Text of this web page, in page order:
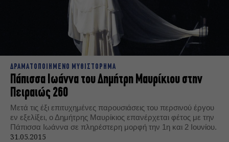
ΔΡΑΜΑΤΟΠΟΙΗΜΕΝΟ ΜΥΘΙΣΤΟΡΗΜΑ
Πάπισσα Ιωάννα του Δημήτρη Μαυρίκιου στην
Πειραιώς 260
Μετά τις έξι επιτυχημένες παρουσιάσεις του περσινού έργου
εν εξελίξει, ο Δημήτρης Μαυρίκιος επανέρχεται φέτος με την
Πάπισσα Ιωάννα σε πληρέστερη μορφή την 1η και 2 Ιουνίου.
31.05.2015